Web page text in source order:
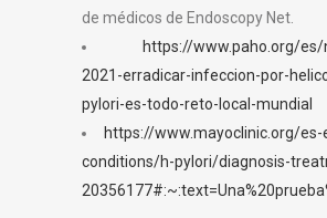
de médicos de Endoscopy Net.
https://www.paho.org/
2021-erradicar-infeccion-por-
pylori-es-todo-reto-local-mundial
https://www.mayoclinic.org/es-
conditions/h-pylori/diagnosis-